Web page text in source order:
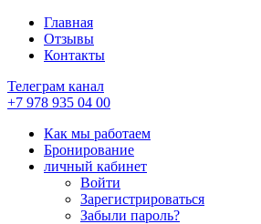
Главная
Отзывы
Контакты
Телеграм канал
+7 978 935 04 00
Как мы работаем
Бронирование
личный кабинет
Войти
Зарегистрироваться
Забыли пароль?